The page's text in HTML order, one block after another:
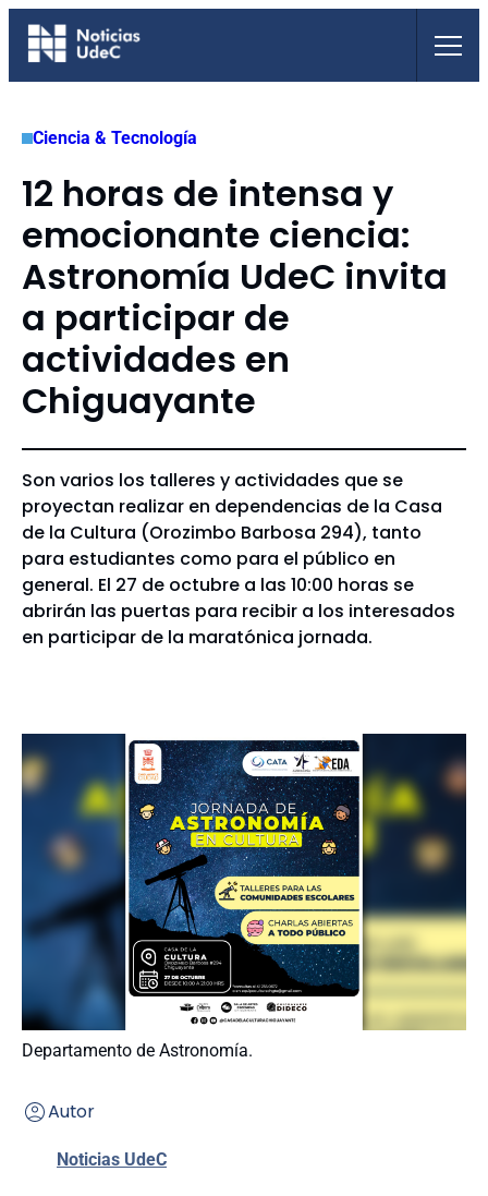
Saltar
Ciencia & Tecnología
12 horas de intensa y
emocionante ciencia:
Astronomía UdeC invita
a participar de
actividades en
Chiguayante
Son varios los talleres y actividades que se
proyectan realizar en dependencias de la Casa
de la Cultura (Orozimbo Barbosa 294), tanto
para estudiantes como para el público en
general. El 27 de octubre a las 10:00 horas se
abrirán las puertas para recibir a los interesados
en participar de la maratónica jornada.
Departamento de Astronomía.
Autor
Noticias UdeC